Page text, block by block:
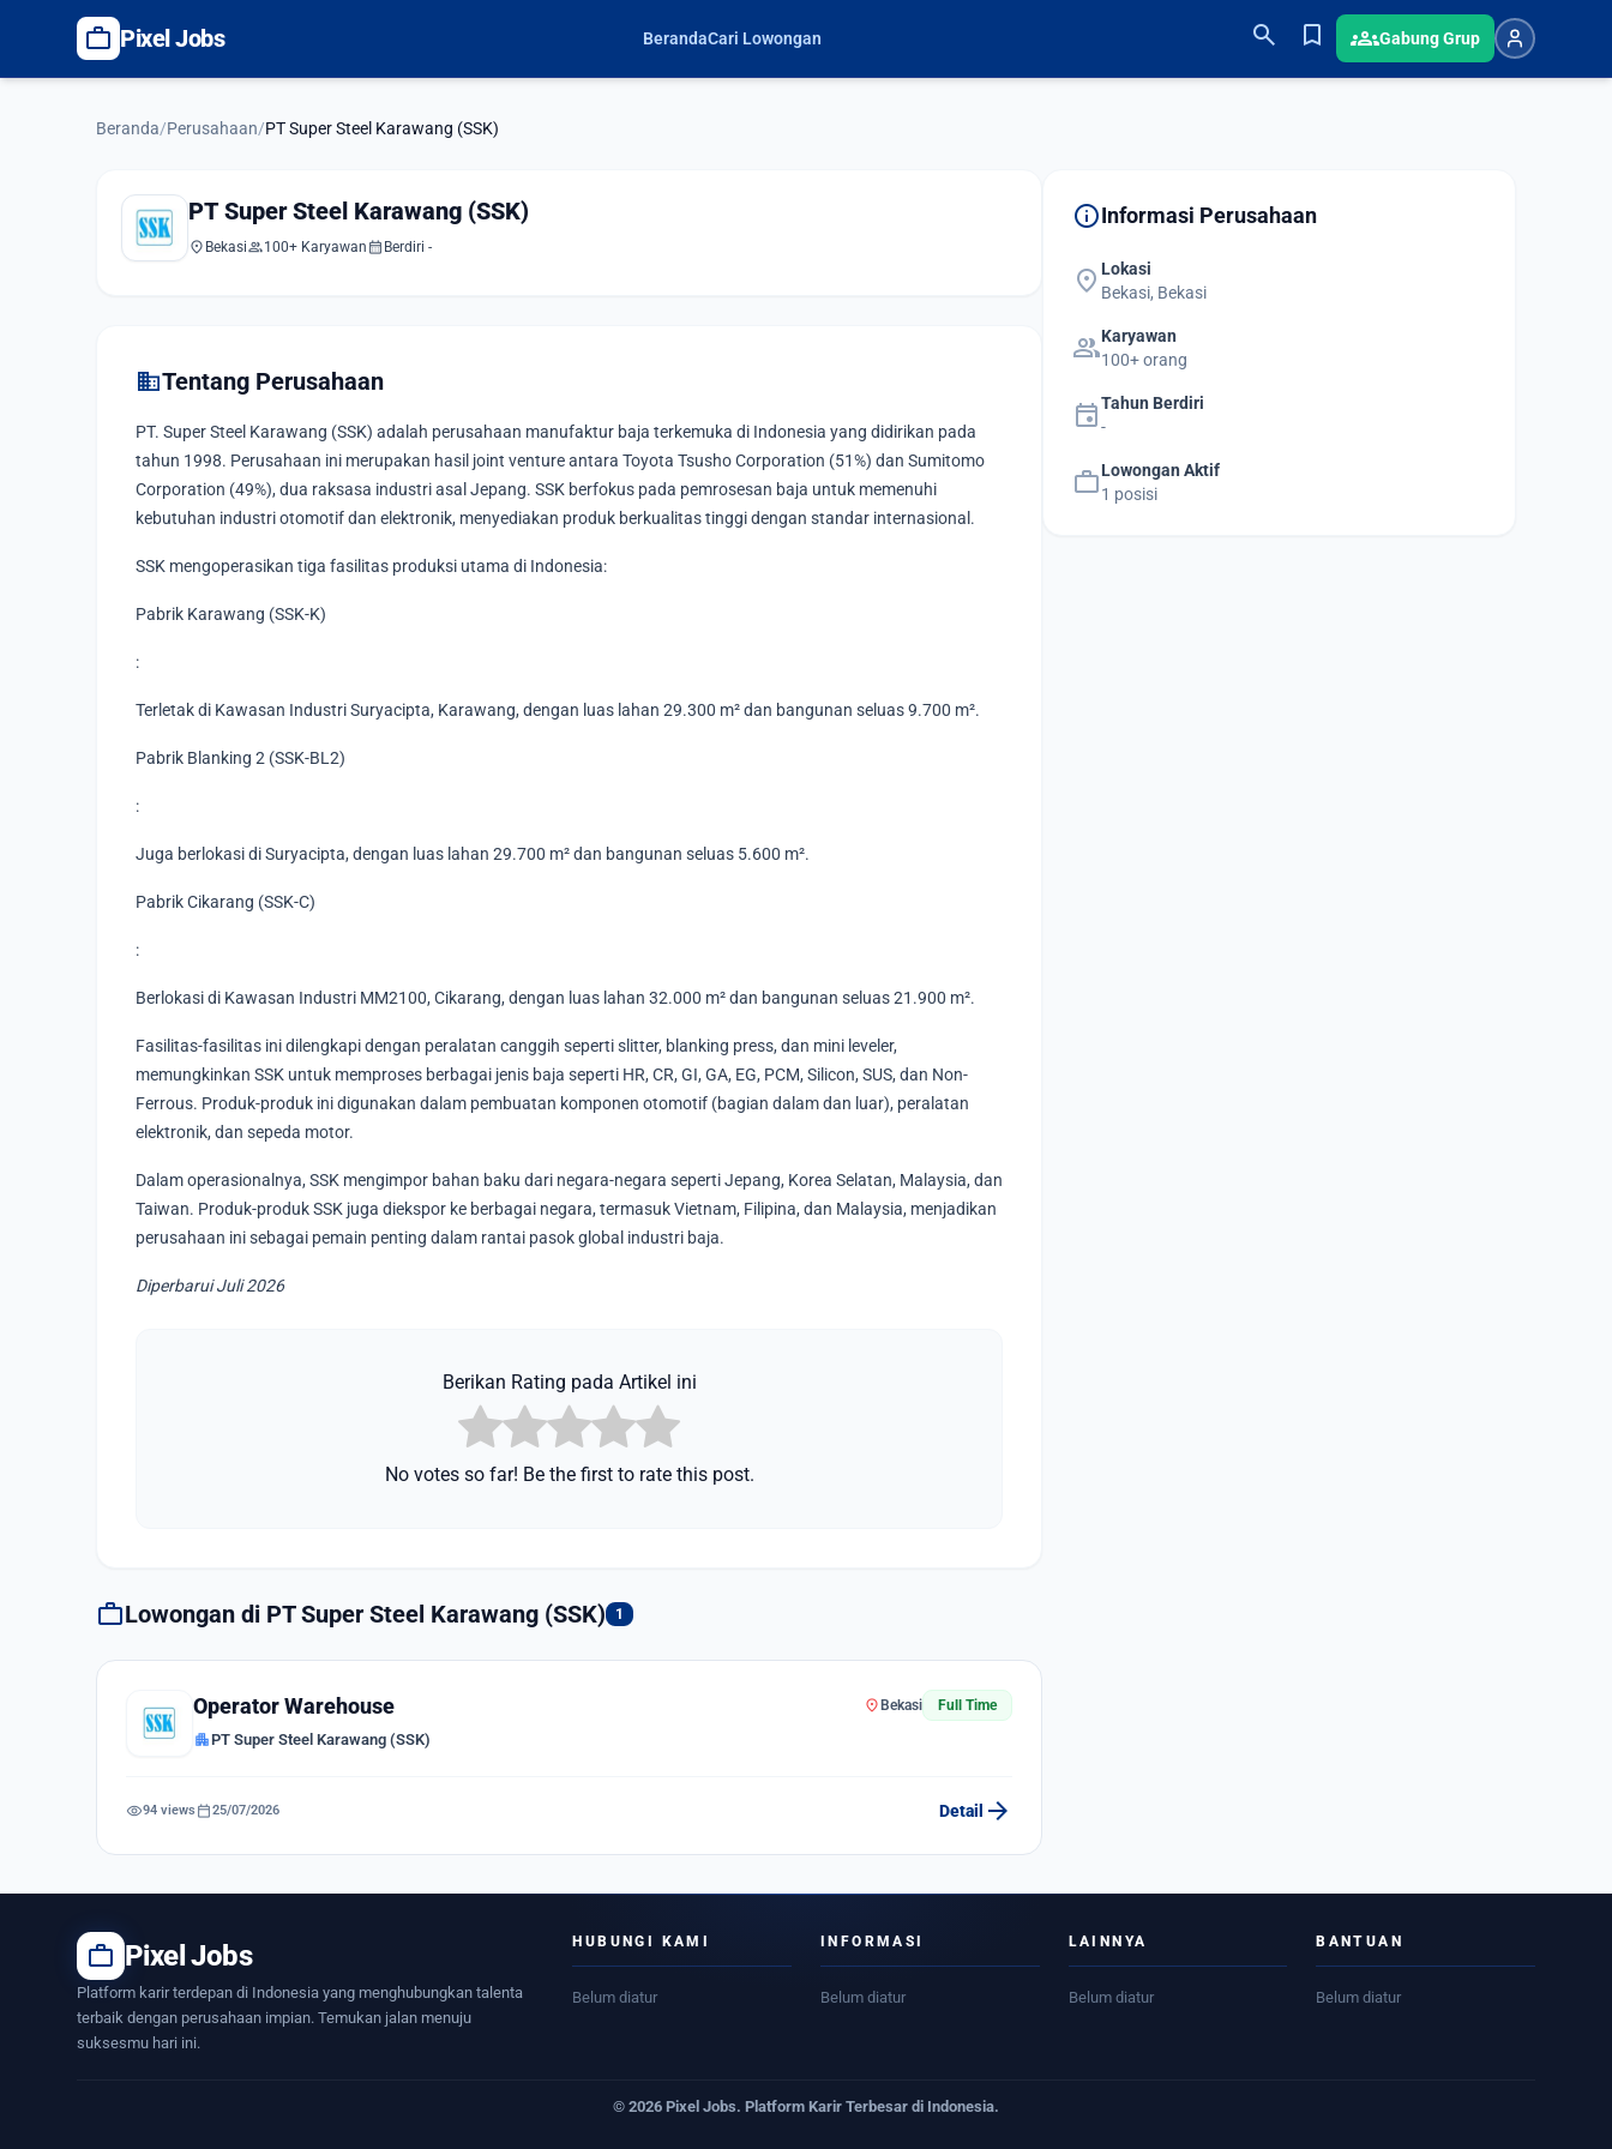
work Pixel Jobs BerandaCari Lowongan search bookmark groupsGabung Grup
Beranda/Perusahaan/PT Super Steel Karawang (SSK)
PT Super Steel Karawang (SSK)
location_on Bekasigroup100+ Karyawan calendar_month Berdiri -
domainTentang Perusahaan
PT. Super Steel Karawang (SSK) adalah perusahaan manufaktur baja terkemuka di Indonesia yang didirikan pada
tahun 1998. Perusahaan ini merupakan hasil joint venture antara Toyota Tsusho Corporation (51%) dan Sumitomo
Corporation (49%), dua raksasa industri asal Jepang. SSK berfokus pada pemrosesan baja untuk memenuhi
kebutuhan industri otomotif dan elektronik, menyediakan produk berkualitas tinggi dengan standar internasional.
SSK mengoperasikan tiga fasilitas produksi utama di Indonesia:
Pabrik Karawang (SSK-K)
:
Terletak di Kawasan Industri Suryacipta, Karawang, dengan luas lahan 29.300 m² dan bangunan seluas 9.700 m².
Pabrik Blanking 2 (SSK-BL2)
:
Juga berlokasi di Suryacipta, dengan luas lahan 29.700 m² dan bangunan seluas 5.600 m².
Pabrik Cikarang (SSK-C)
:
Berlokasi di Kawasan Industri MM2100, Cikarang, dengan luas lahan 32.000 m² dan bangunan seluas 21.900 m².
Fasilitas-fasilitas ini dilengkapi dengan peralatan canggih seperti slitter, blanking press, dan mini leveler,
memungkinkan SSK untuk memproses berbagai jenis baja seperti HR, CR, GI, GA, EG, PCM, Silicon, SUS, dan Non-
Ferrous. Produk-produk ini digunakan dalam pembuatan komponen otomotif (bagian dalam dan luar), peralatan
elektronik, dan sepeda motor.
Dalam operasionalnya, SSK mengimpor bahan baku dari negara-negara seperti Jepang, Korea Selatan, Malaysia, dan
Taiwan. Produk-produk SSK juga diekspor ke berbagai negara, termasuk Vietnam, Filipina, dan Malaysia, menjadikan
perusahaan ini sebagai pemain penting dalam rantai pasok global industri baja.
Diperbarui Juli 2026
Berikan Rating pada Artikel ini
No votes so far! Be the first to rate this post.
workLowongan di PT Super Steel Karawang (SSK) 1
Operator Warehouse
apartmentPT Super Steel Karawang (SSK)
location_onBekasi Full Time
visibility94 views calendar_today25/07/2026 Detail arrow_forward
infoInformasi Perusahaan
location_on Lokasi
Bekasi, Bekasi
groupKaryawan
100+ orang
event Tahun Berdiri
-
workLowongan Aktif
1 posisi
work Pixel Jobs
Platform karir terdepan di Indonesia yang menghubungkan talenta
terbaik dengan perusahaan impian. Temukan jalan menuju
suksesmu hari ini.
HUBUNGI KAMI
Belum diatur
INFORMASI
Belum diatur
LAINNYA
Belum diatur
BANTUAN
Belum diatur
© 2026 Pixel Jobs. Platform Karir Terbesar di Indonesia.